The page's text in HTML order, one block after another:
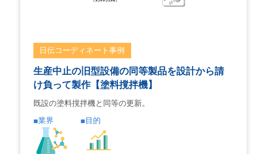
日伝コーディネート事例
生産中止の旧型設備の同等製品を設計から請
け負って製作【塗料撹拌機】
既設の塗料撹拌機と同等の更新。
業界
目的